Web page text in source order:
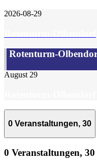
2026-08-29
Rotenturm-
August 29
0 Veranstaltungen, 30
0 Veranstaltungen, 30